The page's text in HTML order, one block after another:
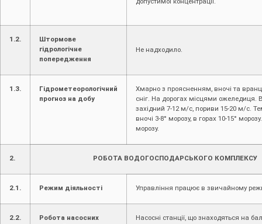
1.2.
Штормове
гідрологічне
попередження
Не надходило.
1.3.
Гідрометеорологічний
прогноз на добу
Хмарно з проясненням, вночі та
сніг. На дорогах місцями ожеледиця.
західний 7-12 м/с, пориви 15-20 м/с.
вночі 3-8° морозу, в горах 10-15°
морозу.
2. РОБОТА ВОДОГОСПОДАРСЬКОГО КОМПЛЕКСУ
2.1. Режим діяльності Управління працює в звичайному
2.2.
Робота насосних
Насосні станції, що знаходяться на